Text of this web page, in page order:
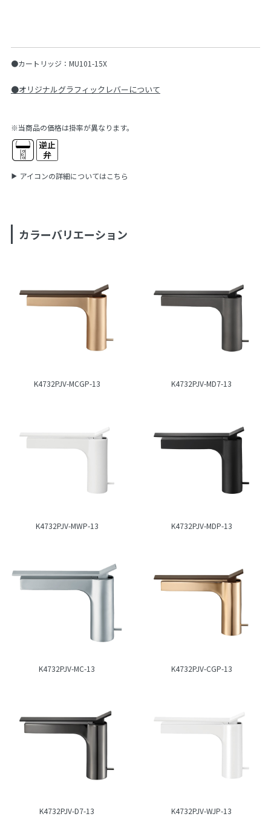
●カートリッジ：MU101-15X
●オリジナルグラフィックレバーについて
※当商品の価格は掛率が異なります。
アイコンの詳細についてはこちら
カラーバリエーション
K4732PJV-MCGP-13 K4732PJV-MD7-13
K4732PJV-MWP-13 K4732PJV-MDP-13
K4732PJV-MC-13 K4732PJV-CGP-13
K4732PJV-D7-13 K4732PJV-WJP-13